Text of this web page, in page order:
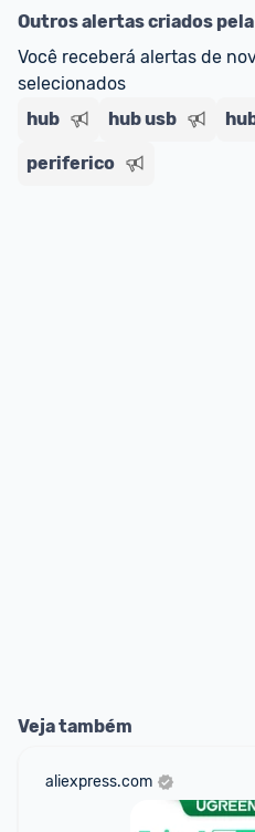
Outros alertas criados
Você receberá alertas de
selecionados
hub
hub usb
periferico
Veja também
aliexpress.com